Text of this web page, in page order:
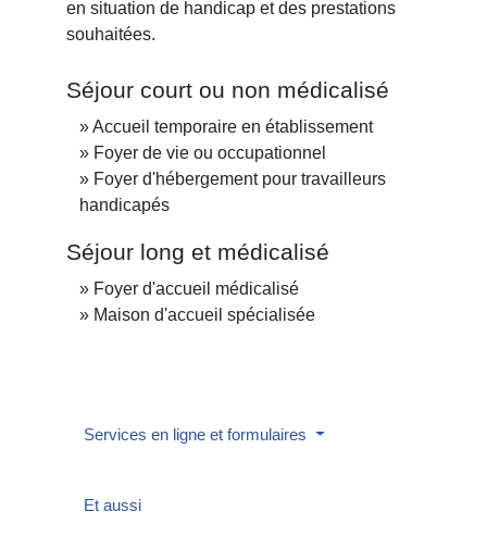
en situation de handicap et des prestations
souhaitées.
Séjour court ou non médicalisé
Accueil temporaire en établissement
Foyer de vie ou occupationnel
Foyer d'hébergement pour travailleurs
handicapés
Séjour long et médicalisé
Foyer d'accueil médicalisé
Maison d'accueil spécialisée
Services en ligne et formulaires
Et aussi